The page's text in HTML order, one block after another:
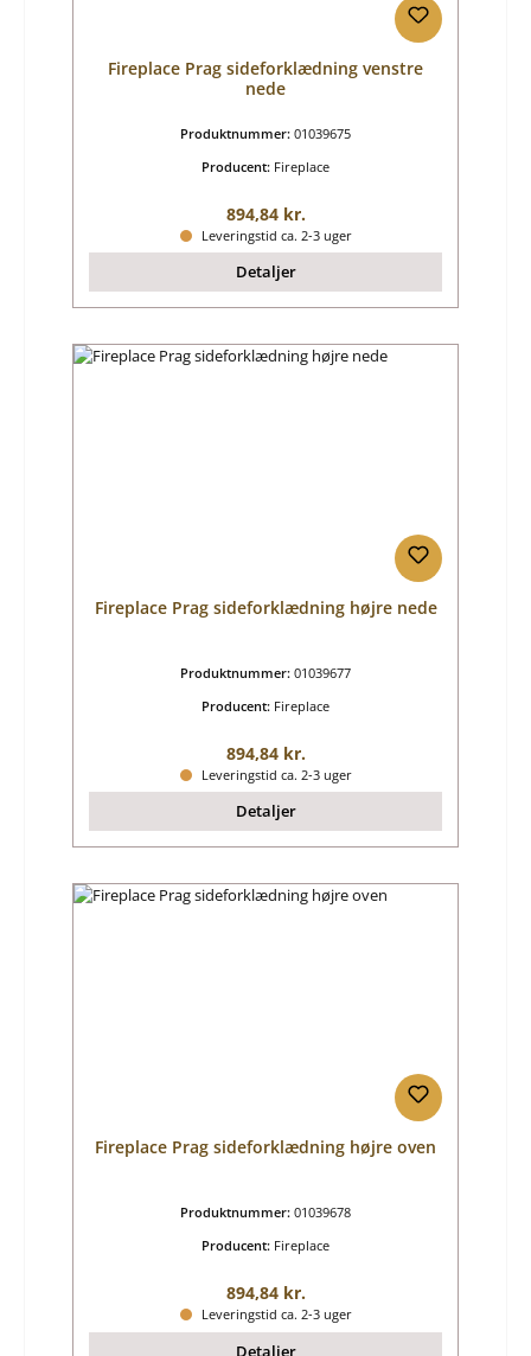
Fireplace Prag sideforklædning venstre
nede
Produktnummer: 01039675
Producent: Fireplace
Almindelig pris:
894,84 kr.
Leveringstid ca. 2-3 uger
Detaljer
Fireplace Prag sideforklædning højre nede
Produktnummer: 01039677
Producent: Fireplace
Almindelig pris:
894,84 kr.
Leveringstid ca. 2-3 uger
Detaljer
Fireplace Prag sideforklædning højre oven
Produktnummer: 01039678
Producent: Fireplace
Almindelig pris:
894,84 kr.
Leveringstid ca. 2-3 uger
Detaljer